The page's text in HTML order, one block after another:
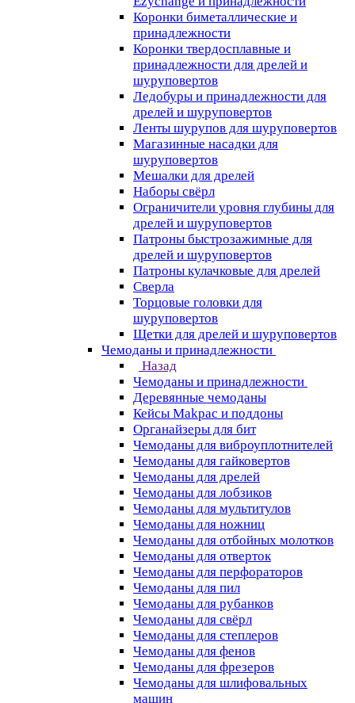
Коронки биметаллические и
принадлежности
Коронки твердосплавные и
принадлежности для дрелей и
шуруповертов
Ледобуры и принадлежности для
дрелей и шуруповертов
Ленты шурупов для шуруповертов
Магазинные насадки для
шуруповертов
Мешалки для дрелей
Наборы свёрл
Ограничители уровня глубины для
дрелей и шуруповертов
Патроны быстрозажимные для
дрелей и шуруповертов
Патроны кулачковые для дрелей
Сверла
Торцовые головки для
шуруповертов
Щетки для дрелей и шуруповертов
Чемоданы и принадлежности
Назад
Чемоданы и принадлежности
Деревянные чемоданы
Кейсы Makpac и поддоны
Органайзеры для бит
Чемоданы для виброуплотнителей
Чемоданы для гайковертов
Чемоданы для дрелей
Чемоданы для лобзиков
Чемоданы для мультитулов
Чемоданы для ножниц
Чемоданы для отбойных молотков
Чемоданы для отверток
Чемоданы для перфораторов
Чемоданы для пил
Чемоданы для рубанков
Чемоданы для свёрл
Чемоданы для степлеров
Чемоданы для фенов
Чемоданы для фрезеров
Чемоданы для шлифовальных
машин